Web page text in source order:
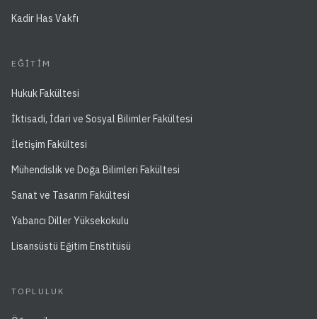
Kadir Has Vakfı
EĞITIM
Hukuk Fakültesi
İktisadi, İdari ve Sosyal Bilimler Fakültesi
İletişim Fakültesi
Mühendislik ve Doğa Bilimleri Fakültesi
Sanat ve Tasarım Fakültesi
Yabancı Diller Yüksekokulu
Lisansüstü Eğitim Enstitüsü
TOPLULUK